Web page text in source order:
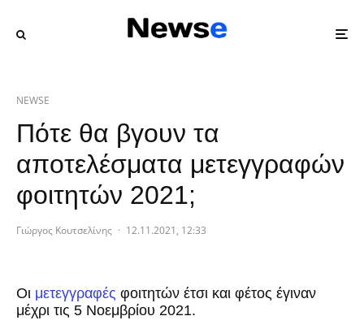
NEWSE
Πότε θα βγουν τα
αποτελέσματα μετεγγραφών
φοιτητών 2021;
Γιώργος Κουτσελίνης · 12.11.2021, 12:33
Οι μετεγγραφές φοιτητών έτσι και φέτος έγιναν
μέχρι τις 5 Νοεμβρίου 2021.